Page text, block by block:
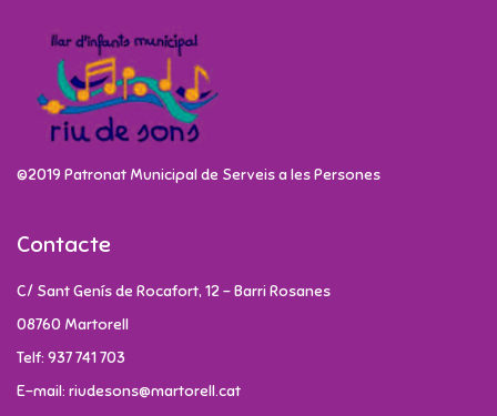
©2019 Patronat Municipal de Serveis a les Persones
Contacte
C/ Sant Genís de Rocafort, 12 - Barri Rosanes
08760 Martorell
Telf: 937 741 703
E-mail: riudesons@martorell.cat